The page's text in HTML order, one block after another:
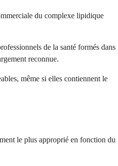
du complexe lipidique
de la santé formés dans
reconnue.
même si elles contiennent le
le plus approprié en fonction du